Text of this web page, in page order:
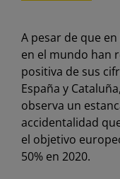
A pesar de que
en el mundo han
positiva de sus
España y
observa un
accidentalidad
el objetivo
50% en 2020.